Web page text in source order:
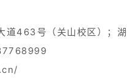
道463号（关山校区）；